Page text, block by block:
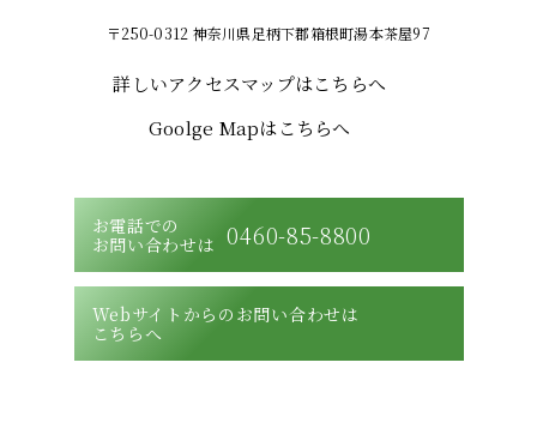
〒250-0312 神奈川県足柄下郡箱根町湯本茶屋97
詳しいアクセスマップはこちらへ
Goolge Mapはこちらへ
お電話での
お問い合わせは 0460-85-8800
Webサイトからのお問い合わせは
こちらへ